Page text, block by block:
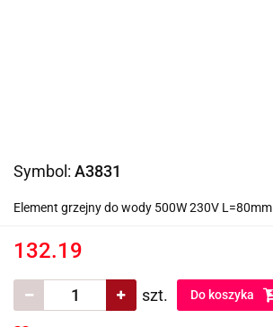
Symbol: A3831
Element grzejny do wody 500W 230V L=80mm
132.19
szt. Do koszyka